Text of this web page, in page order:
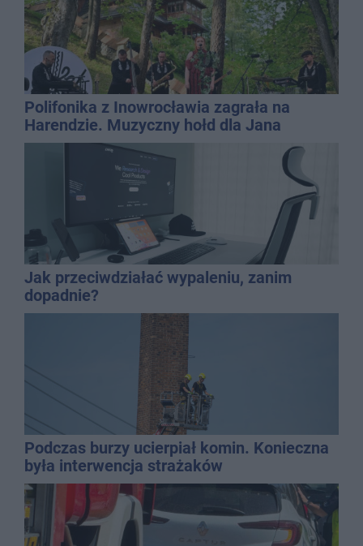
Polifonika z Inowrocławia zagrała na
Harendzie. Muzyczny hołd dla Jana
Kasprowicza
Jak przeciwdziałać wypaleniu, zanim
dopadnie?
Podczas burzy ucierpiał komin. Konieczna
była interwencja strażaków